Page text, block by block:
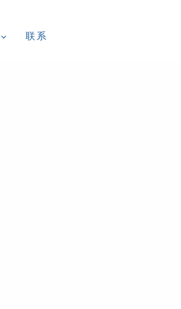
联系